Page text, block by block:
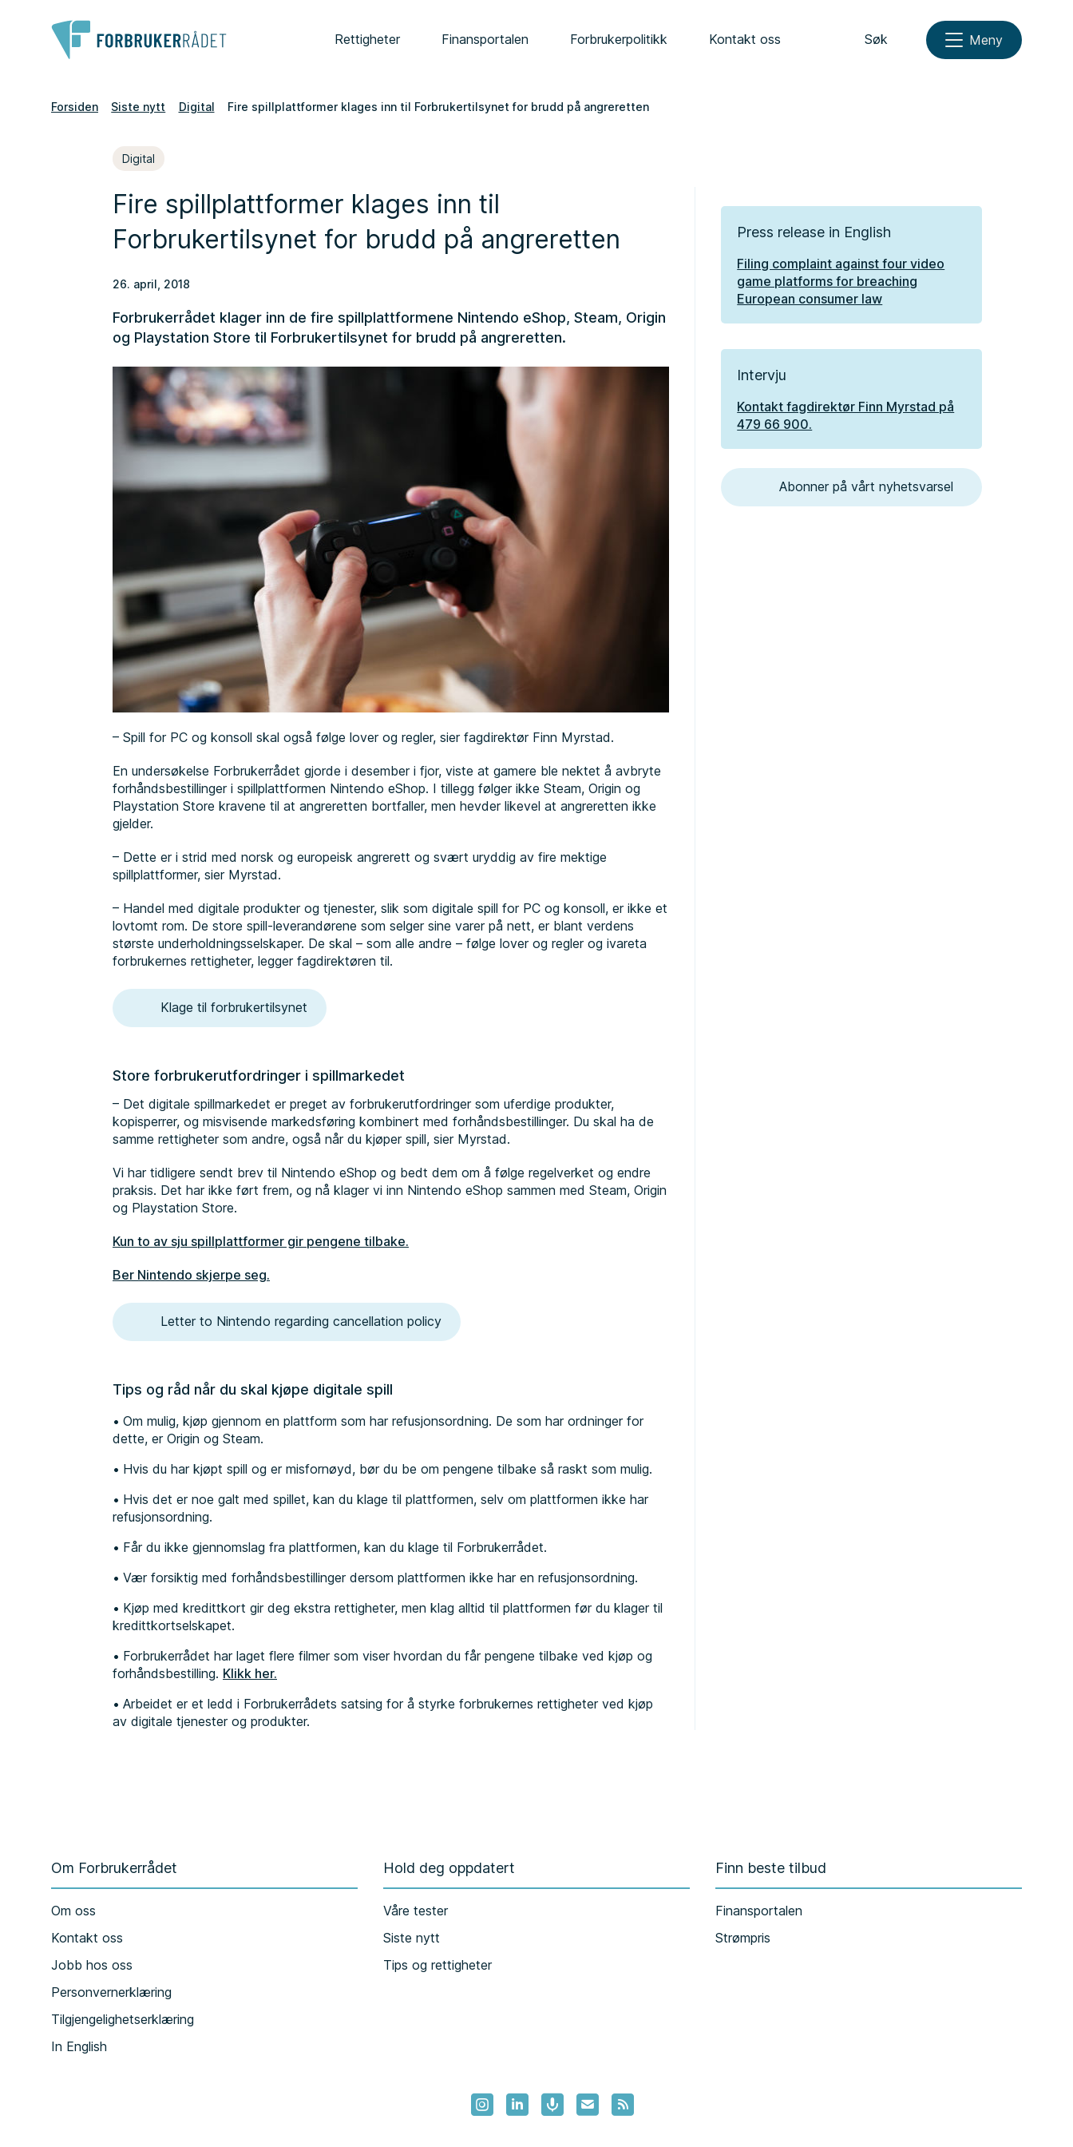
Rettigheter Finansportalen Forbrukerpolitikk Kontakt oss Søk Meny
Forsiden Siste nytt Digital Fire spillplattformer klages inn til Forbrukertilsynet for brudd på angreretten
Digital
Fire spillplattformer klages inn til
Forbrukertilsynet for brudd på angreretten
26. april, 2018
Forbrukerrådet klager inn de fire spillplattformene Nintendo eShop, Steam, Origin
og Playstation Store til Forbrukertilsynet for brudd på angreretten.
– Spill for PC og konsoll skal også følge lover og regler, sier fagdirektør Finn Myrstad.
En undersøkelse Forbrukerrådet gjorde i desember i fjor, viste at gamere ble nektet å avbryte
forhåndsbestillinger i spillplattformen Nintendo eShop. I tillegg følger ikke Steam, Origin og
Playstation Store kravene til at angreretten bortfaller, men hevder likevel at angreretten ikke
gjelder.
– Dette er i strid med norsk og europeisk angrerett og svært uryddig av fire mektige
spillplattformer, sier Myrstad.
– Handel med digitale produkter og tjenester, slik som digitale spill for PC og konsoll, er ikke et
lovtomt rom. De store spill-leverandørene som selger sine varer på nett, er blant verdens
største underholdningsselskaper. De skal – som alle andre – følge lover og regler og ivareta
forbrukernes rettigheter, legger fagdirektøren til.
Klage til forbrukertilsynet
Store forbrukerutfordringer i spillmarkedet
– Det digitale spillmarkedet er preget av forbrukerutfordringer som uferdige produkter,
kopisperrer, og misvisende markedsføring kombinert med forhåndsbestillinger. Du skal ha de
samme rettigheter som andre, også når du kjøper spill, sier Myrstad.
Vi har tidligere sendt brev til Nintendo eShop og bedt dem om å følge regelverket og endre
praksis. Det har ikke ført frem, og nå klager vi inn Nintendo eShop sammen med Steam, Origin
og Playstation Store.
Kun to av sju spillplattformer gir pengene tilbake.
Ber Nintendo skjerpe seg.
Letter to Nintendo regarding cancellation policy
Tips og råd når du skal kjøpe digitale spill
Om mulig, kjøp gjennom en plattform som har refusjonsordning. De som har ordninger for
dette, er Origin og Steam.
Hvis du har kjøpt spill og er misfornøyd, bør du be om pengene tilbake så raskt som mulig.
Hvis det er noe galt med spillet, kan du klage til plattformen, selv om plattformen ikke har
refusjonsordning.
Får du ikke gjennomslag fra plattformen, kan du klage til Forbrukerrådet.
Vær forsiktig med forhåndsbestillinger dersom plattformen ikke har en refusjonsordning.
Kjøp med kredittkort gir deg ekstra rettigheter, men klag alltid til plattformen før du klager til
kredittkortselskapet.
Forbrukerrådet har laget flere filmer som viser hvordan du får pengene tilbake ved kjøp og
forhåndsbestilling. Klikk her.
Arbeidet er et ledd i Forbrukerrådets satsing for å styrke forbrukernes rettigheter ved kjøp
av digitale tjenester og produkter.
Press release in English
Filing complaint against four video
game platforms for breaching
European consumer law
Intervju
Kontakt fagdirektør Finn Myrstad på
479 66 900.
Abonner på vårt nyhetsvarsel
Om Forbrukerrådet
Om oss
Kontakt oss
Jobb hos oss
Personvernerklæring
Tilgjengelighetserklæring
In English
Hold deg oppdatert
Våre tester
Siste nytt
Tips og rettigheter
Finn beste tilbud
Finansportalen
Strømpris